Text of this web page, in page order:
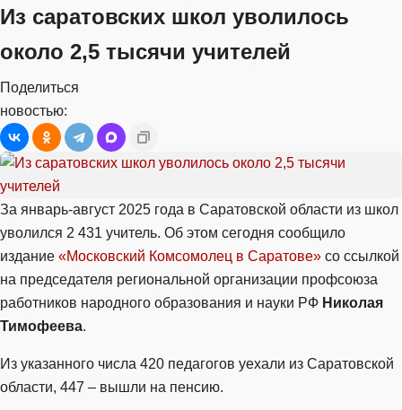
Из саратовских школ уволилось
около 2,5 тысячи учителей
Поделиться
новостью:
За январь-август 2025 года в Саратовской области из школ
уволился 2 431 учитель. Об этом сегодня сообщило
издание «Московский Комсомолец в Саратове» со ссылкой
на председателя региональной организации профсоюза
работников народного образования и науки РФ Николая
Тимофеева.
Из указанного числа 420 педагогов уехали из Саратовской
области, 447 – вышли на пенсию.